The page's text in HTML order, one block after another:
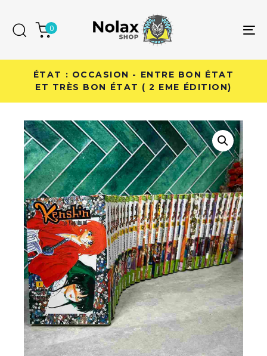
links
primary
content
0
ÉTAT : OCCASION - ENTRE BON ÉTAT
ET TRÈS BON ÉTAT ( 2 EME ÉDITION)